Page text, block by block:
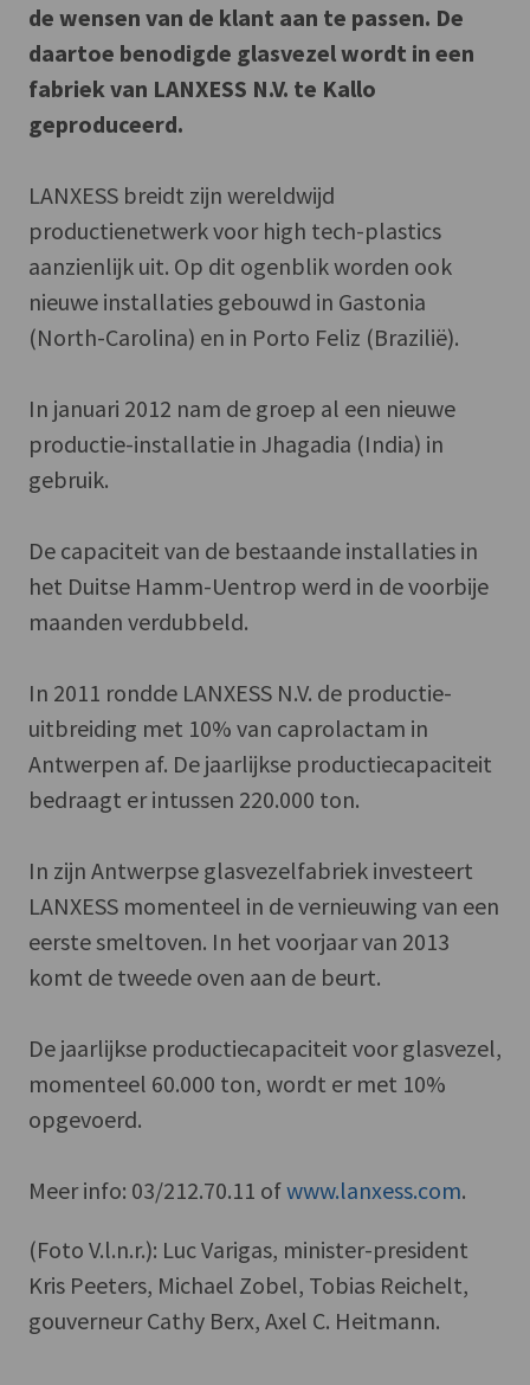
de wensen van de klant aan te passen. De
daartoe benodigde glasvezel wordt in een
fabriek van LANXESS N.V. te Kallo
geproduceerd.
LANXESS breidt zijn wereldwijd
productienetwerk voor high tech-plastics
aanzienlijk uit. Op dit ogenblik worden ook
nieuwe installaties gebouwd in Gastonia
(North-Carolina) en in Porto Feliz (Brazilië).
In januari 2012 nam de groep al een nieuwe
productie-installatie in Jhagadia (India) in
gebruik.
De capaciteit van de bestaande installaties in
het Duitse Hamm-Uentrop werd in de voorbije
maanden verdubbeld.
In 2011 rondde LANXESS N.V. de productie-
uitbreiding met 10% van caprolactam in
Antwerpen af. De jaarlijkse productiecapaciteit
bedraagt er intussen 220.000 ton.
In zijn Antwerpse glasvezelfabriek investeert
LANXESS momenteel in de vernieuwing van een
eerste smeltoven. In het voorjaar van 2013
komt de tweede oven aan de beurt.
De jaarlijkse productiecapaciteit voor glasvezel,
momenteel 60.000 ton, wordt er met 10%
opgevoerd.
Meer info: 03/212.70.11 ofwww.lanxess.com.
(Foto V.l.n.r.): Luc Varigas, minister-president
Kris Peeters, Michael Zobel, Tobias Reichelt,
gouverneur Cathy Berx, Axel C. Heitmann.